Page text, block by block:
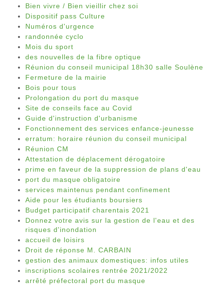
Bien vivre / Bien vieillir chez soi
Dispositif pass Culture
Numéros d'urgence
randonnée cyclo
Mois du sport
des nouvelles de la fibre optique
Réunion du conseil municipal 18h30 salle Soulène
Fermeture de la mairie
Bois pour tous
Prolongation du port du masque
Site de conseils face au Covid
Guide d'instruction d'urbanisme
Fonctionnement des services enfance-jeunesse
erratum: horaire réunion du conseil municipal
Réunion CM
Attestation de déplacement dérogatoire
prime en faveur de la suppression de plans d'eau
port du masque obligatoire
services maintenus pendant confinement
Aide pour les étudiants boursiers
Budget participatif charentais 2021
Donnez votre avis sur la gestion de l'eau et des
risques d'inondation
accueil de loisirs
Droit de réponse M. CARBAIN
gestion des animaux domestiques: infos utiles
inscriptions scolaires rentrée 2021/2022
arrêté préfectoral port du masque